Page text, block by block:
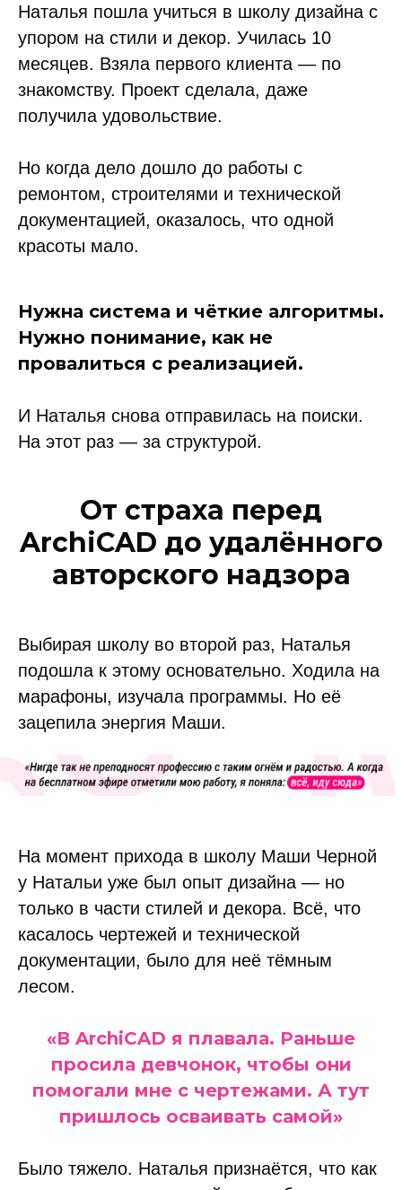
Наталья пошла учиться в школу дизайна с
упором на стили и декор. Училась 10
месяцев. Взяла первого клиента — по
знакомству. Проект сделала, даже
получила удовольствие.
Но когда дело дошло до работы с
ремонтом, строителями и технической
документацией, оказалось, что одной
красоты мало.
Нужна система и чёткие алгоритмы.
Нужно понимание, как не
провалиться с реализацией.
И Наталья снова отправилась на поиски.
На этот раз — за структурой.
От страха перед
ArchiCAD до удалённого
авторского надзора
Выбирая школу во второй раз, Наталья
подошла к этому основательно. Ходила на
марафоны, изучала программы. Но её
зацепила энергия Маши.
На момент прихода в школу Маши Черной
у Натальи уже был опыт дизайна — но
только в части стилей и декора. Всё, что
касалось чертежей и технической
документации, было для неё тёмным
лесом.
«В ArchiCAD я плавала. Раньше
просила девчонок, чтобы они
помогали мне с чертежами. А тут
пришлось осваивать самой»
Было тяжело. Наталья признаётся, что как